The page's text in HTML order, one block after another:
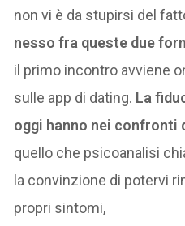
non vi è da stupirsi del
nesso fra queste due
il primo incontro avviene
sulle app di dating. La
oggi hanno nei confronti
quello che psicoanalisi
la convinzione di potervi
propri sintomi,